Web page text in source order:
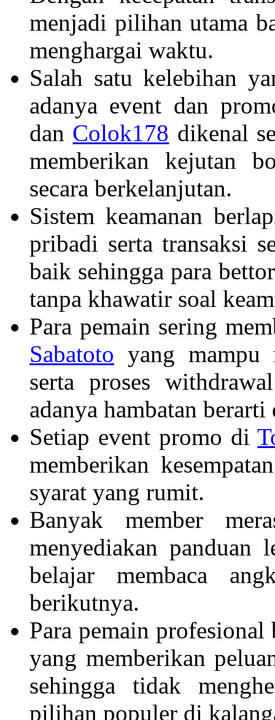
menjadi pilihan utama
menghargai waktu.
Salah satu kelebihan
adanya event dan
dan Colok178 dikenal
memberikan kejutan
secara berkelanjutan.
Sistem keamanan
pribadi serta transaksi
baik sehingga para
tanpa khawatir soal
Para pemain sering
Sabatoto yang mampu
serta proses
adanya hambatan
Setiap event promo di
memberikan
syarat yang rumit.
Banyak member
menyediakan panduan
belajar membaca
berikutnya.
Para pemain
yang memberikan
sehingga tidak
pilihan populer di